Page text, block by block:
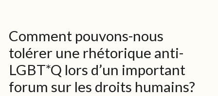
Comment pouvons-nous
tolérer une rhétorique anti-
LGBT*Q lors d’un important
forum sur les droits humains?